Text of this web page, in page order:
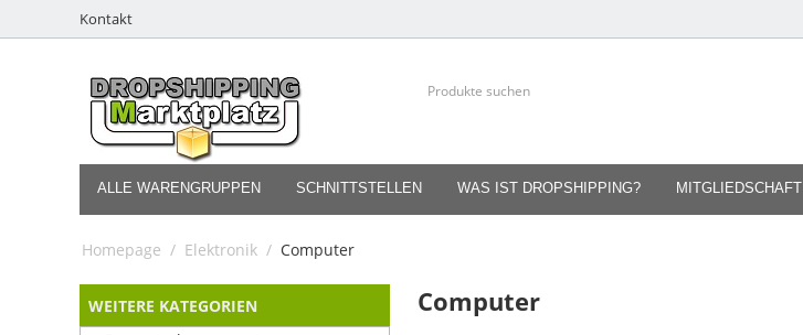
Kontakt
ALLE WARENGRUPPEN SCHNITTSTELLEN WAS IST DROPSHIPPING? MITGLIEDSCHAFT
Homepage / Elektronik / Computer
WEITERE KATEGORIEN
Computer